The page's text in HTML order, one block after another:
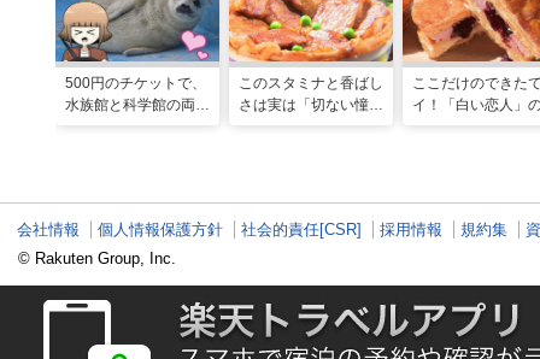
500円のチケットで、
水族館と科学館の両方
このスタミナと香ばし
さは実は「切ない憧
ここだけのできた
イ！「白い恋人」
会社情報 個人情報保護方針 社会的責任[CSR] 採用情報 規約集
© Rakuten Group, Inc.